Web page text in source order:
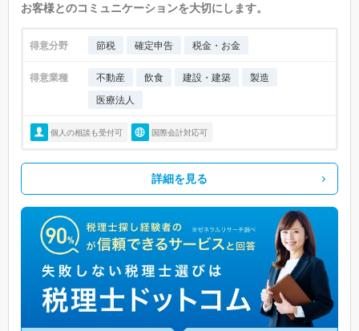
お客様とのコミュニケーションを大切にします。
得意分野 節税 確定申告 税金・お金
得意業種 不動産 飲食 建設・建築
製造
医療法人
個人の相談も受付可 国際会計対応可
詳細を見る